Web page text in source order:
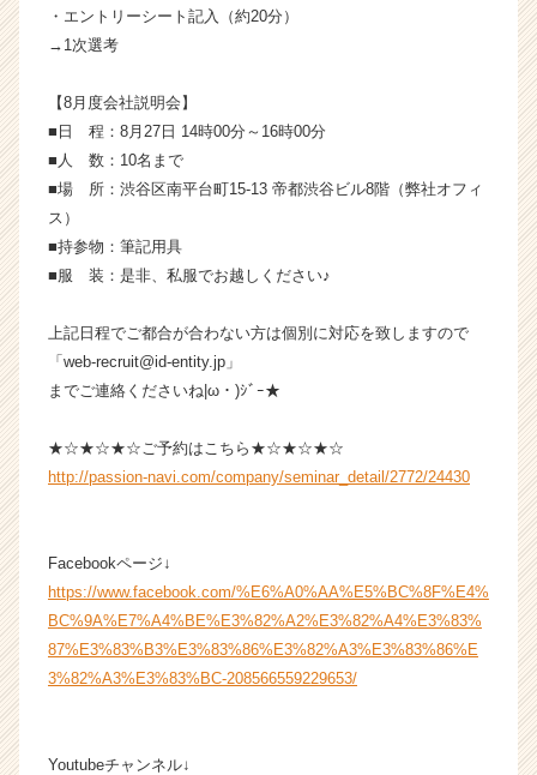
ャ
e
r
r
r）
・エントリーシート記入（約20分）
→1次選考
【8月度会社説明会】
■日 程：8月27日 14時00分～16時00分
■人 数：10名まで
■場 所：渋谷区南平台町15-13 帝都渋谷ビル8階（弊社オフィ
ス）
■持参物：筆記用具
■服 装：是非、私服でお越しください♪
上記日程でご都合が合わない方は個別に対応を致しますので
「web-recruit@id-entity.jp」
までご連絡くださいね|ω・)ｼﾞｰ★
★☆★☆★☆ご予約はこちら★☆★☆★☆
http://passion-navi.com/company/seminar_detail/2772/24430
Facebookページ↓
https://www.facebook.com/%E6%A0%AA%E5%BC%8F%E4%
BC%9A%E7%A4%BE%E3%82%A2%E3%82%A4%E3%83%
87%E3%83%B3%E3%83%86%E3%82%A3%E3%83%86%E
3%82%A3%E3%83%BC-208566559229653/
Youtubeチャンネル↓